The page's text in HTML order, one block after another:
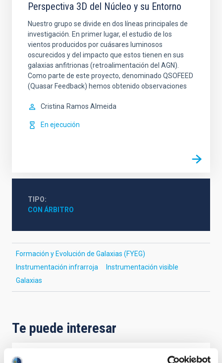
Perspectiva 3D del Núcleo y su Entorno
Nuestro grupo se divide en dos líneas principales de
investigación. En primer lugar, el estudio de los
vientos producidos por cuásares luminosos
oscurecidos y del impacto que estos tienen en sus
galaxias anfitrionas (retroalimentación del AGN).
Como parte de este proyecto, denominado QSOFEED
(Quasar Feedback) hemos obtenido observaciones
Cristina Ramos Almeida
En ejecución
TIPO
CON ÁRBITRO
Formación y Evolución de Galaxias (FYEG)
Instrumentación infrarroja
Instrumentación visible
Galaxias
Te puede interesar